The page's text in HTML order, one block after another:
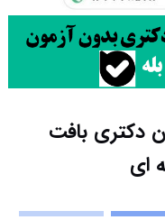
دکتری بافت
ای